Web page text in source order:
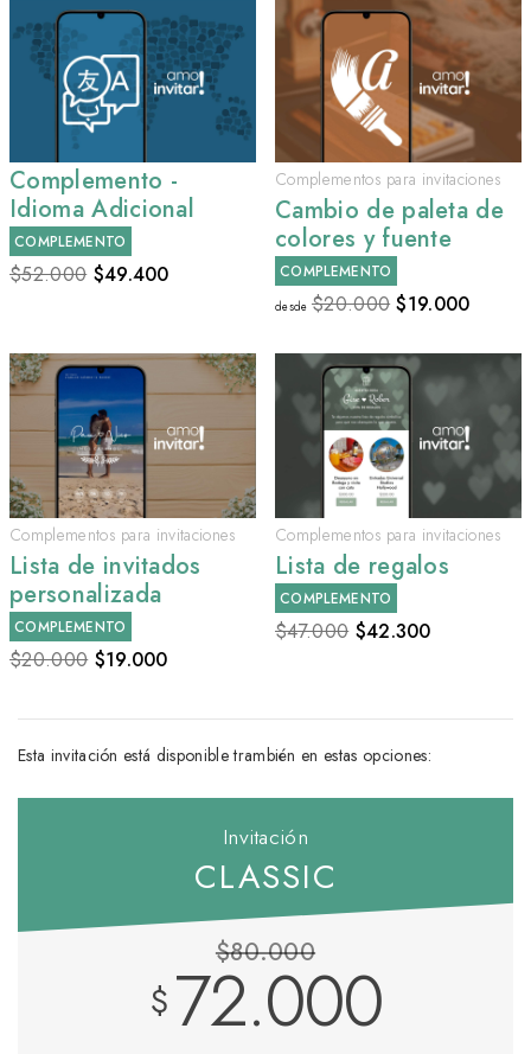
Complemento -
Idioma Adicional
COMPLEMENTO
$52.000$49.400
Complementos para invitaciones
Cambio de paleta de
colores y fuente
COMPLEMENTO
desde $20.000$19.000
Complementos para invitaciones
Lista de invitados
personalizada
COMPLEMENTO
$20.000$19.000
Complementos para invitaciones
Lista de regalos
COMPLEMENTO
$47.000$42.300
Esta invitación está disponible trambién en estas opciones:
Invitación
CLASSIC
$80.000
$72.000